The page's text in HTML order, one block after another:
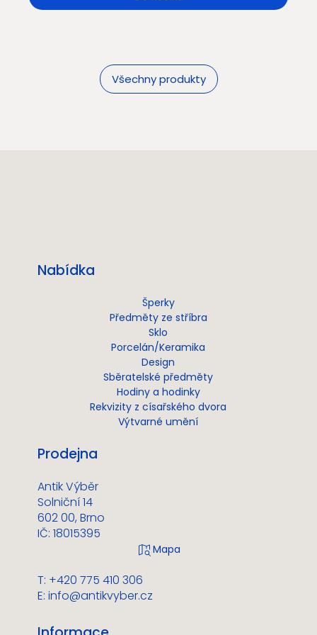
Všechny produkty
Nabídka
Šperky
Předměty ze stříbra
Sklo
Porcelán/Keramika
Design
Sběratelské předměty
Hodiny a hodinky
Rekvizity z císařského dvora
Výtvarné umění
Prodejna
Antik Výběr
Solniční 14
602 00, Brno
IČ: 18015395
T: +420 775 410 306
E: info@antikvyber.cz